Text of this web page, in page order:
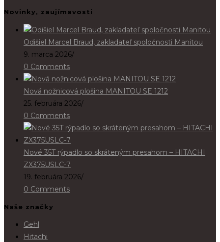
Novinky, zaujímavosti
Odišiel Marcel Braud, zakladateľ spoločnosti Manitou
9. marca 2026/
0 Comments
Nová nožnicová plošina MANITOU SE 1212
25. februára 2026/
0 Comments
Nové 35T rýpadlo so skráteným presahom – HITACHI
ZX375USLC-7
19. februára 2026/
0 Comments
Naše značky
Gehl
Hitachi